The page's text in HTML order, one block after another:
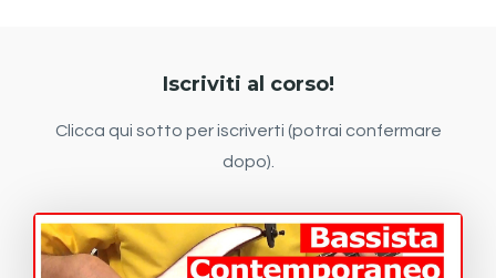
Iscriviti al corso!
Clicca qui sotto per iscriverti (potrai confermare
dopo).